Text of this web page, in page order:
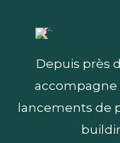
Depuis près
accompagne
lancements de